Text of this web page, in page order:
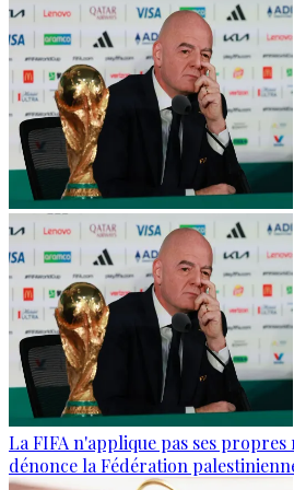
La FIFA n'applique pas ses
dénonce la Fédération